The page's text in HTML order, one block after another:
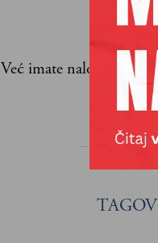
Već imate nalog?
Dejan